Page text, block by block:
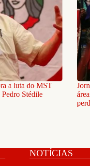
a luta do MST
Stédile
NOTÍCIAS